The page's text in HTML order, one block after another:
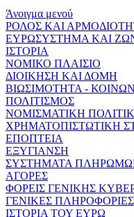
Άνοιγμα μενού
ΡΟΛΟΣ ΚΑΙ
ΕΥΡΩΣΥΣΤΗΜΑ ΚΑΙ
ΙΣΤΟΡΙΑ
ΝΟΜΙΚΟ ΠΛΑΙΣΙΟ
ΔΙΟΙΚΗΣΗ ΚΑΙ ΔΟΜΗ
ΒΙΩΣΙΜΟΤΗΤΑ -
ΠΟΛΙΤΙΣΜΟΣ
ΝΟΜΙΣΜΑΤΙΚΗ
ΧΡΗΜΑΤΟΠΙΣΤΩΤΙΚΗ
ΕΠΟΠΤΕΙΑ
ΕΞΥΓΙΑΝΣΗ
ΣΥΣΤΗΜΑΤΑ
ΑΓΟΡΕΣ
ΦΟΡΕΙΣ ΓΕΝΙΚΗΣ
ΓΕΝΙΚΕΣ ΠΛΗΡΟΦΟΡΙΕΣ
ΙΣΤΟΡΙΑ ΤΟΥ ΕΥΡΩ